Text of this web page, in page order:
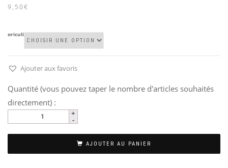
9,50€
oriculi
Ajouter aux favoris
Quantité (vous pouvez taper le nombre d'articles souhaités
directement) :
AJOUTER AU PANIER